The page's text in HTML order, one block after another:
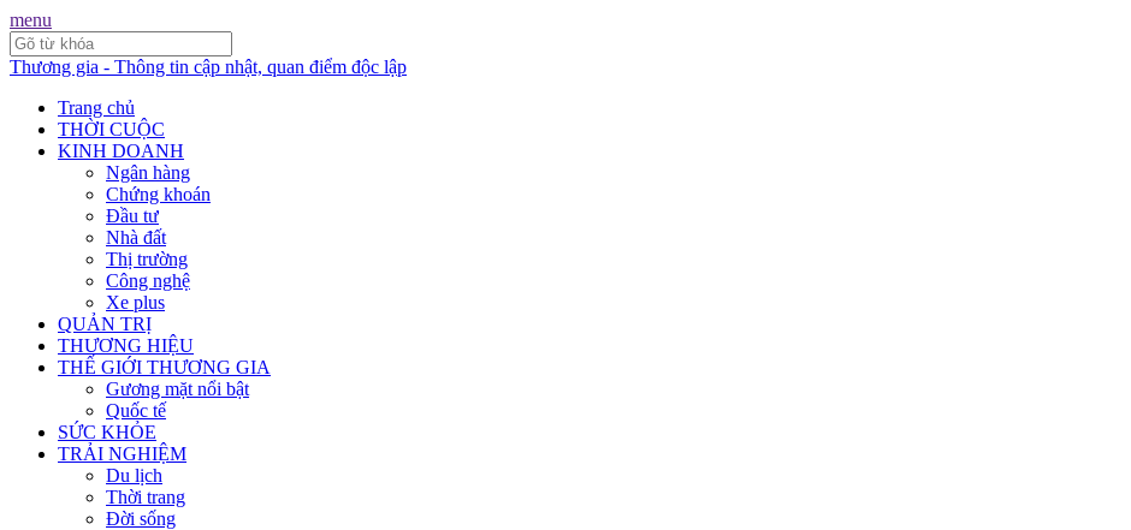
menu
Thương gia - Thông tin cập nhật, quan điểm độc lập
Trang chủ
THỜI CUỘC
KINH DOANH
Ngân hàng
Chứng khoán
Đầu tư
Nhà đất
Thị trường
Công nghệ
Xe plus
QUẢN TRỊ
THƯƠNG HIỆU
THẾ GIỚI THƯƠNG GIA
Gương mặt nổi bật
Quốc tế
SỨC KHỎE
TRẢI NGHIỆM
Du lịch
Thời trang
Đời sống